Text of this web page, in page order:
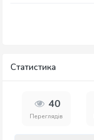
Статистика
40
Переглядів